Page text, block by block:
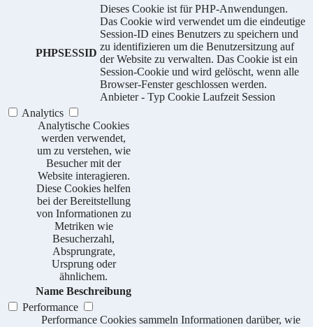
PHPSESSID
Dieses Cookie ist für PHP-Anwendungen.
Das Cookie wird verwendet um die eindeutige
Session-ID eines Benutzers zu speichern und
zu identifizieren um die Benutzersitzung auf
der Website zu verwalten. Das Cookie ist ein
Session-Cookie und wird gelöscht, wenn alle
Browser-Fenster geschlossen werden.
Anbieter - Typ Cookie Laufzeit Session
Analytics
Analytische Cookies
werden verwendet,
um zu verstehen, wie
Besucher mit der
Website interagieren.
Diese Cookies helfen
bei der Bereitstellung
von Informationen zu
Metriken wie
Besucherzahl,
Absprungrate,
Ursprung oder
ähnlichem.
Name Beschreibung
Performance
Performance Cookies sammeln Informationen darüber, wie